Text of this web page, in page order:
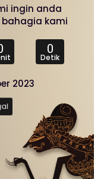
ingin anda
kami
0
Detik
2023